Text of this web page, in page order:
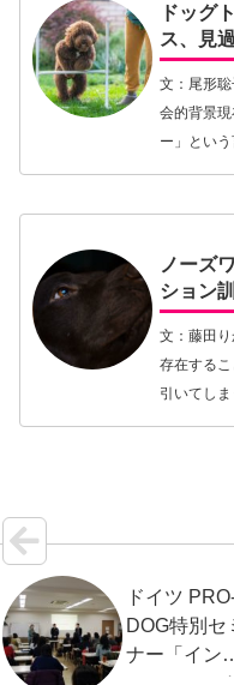
ドッグ
ス、見
文：尾形
会的背景
ー」とい
ノーズ
ション
文：藤田
存在する
引いてし
ドイツ
DOG特別セ
ナー「イン